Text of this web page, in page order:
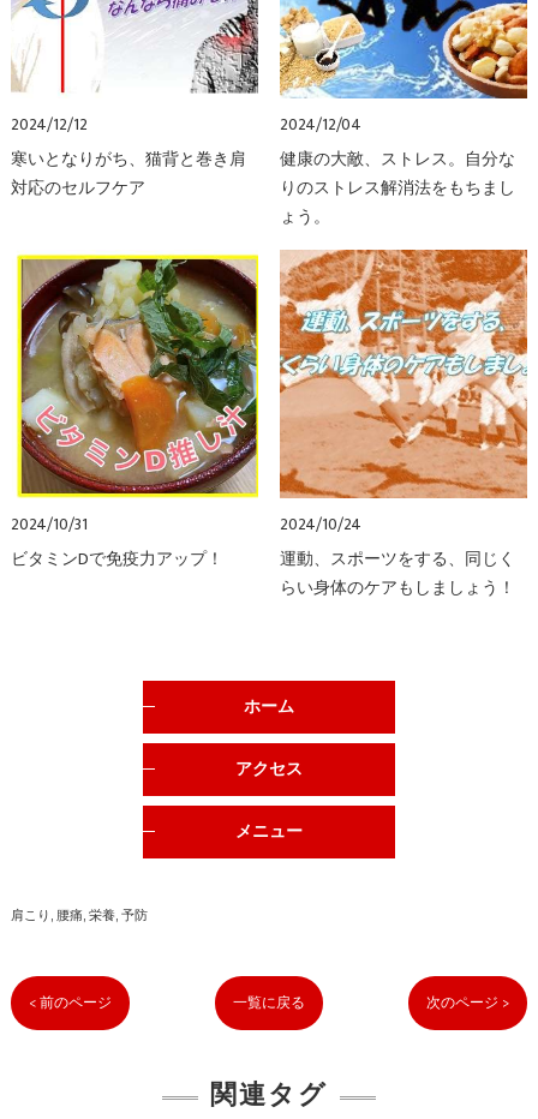
2024/12/12
寒いとなりがち、猫背と巻き肩
対応のセルフケア
2024/12/04
健康の大敵、ストレス。自分な
りのストレス解消法をもちまし
ょう。
2024/10/31
ビタミンDで免疫力アップ！
2024/10/24
運動、スポーツをする、同じく
らい身体のケアもしましょう！
ホーム
アクセス
メニュー
肩こり 腰痛 栄養 予防
< 前のページ 一覧に戻る 次のページ >
関連タグ